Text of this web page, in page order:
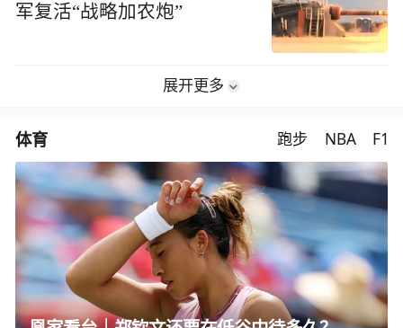
军复活“战略加农炮”
展开更多
体育 跑步 NBA F1